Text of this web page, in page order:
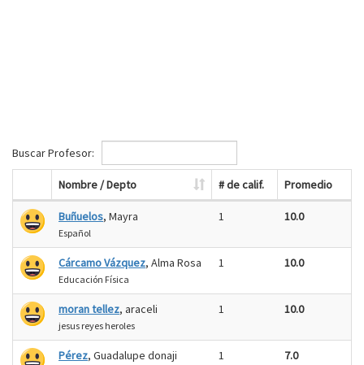
Buscar Profesor:
Nombre / Depto # de calif. Promedio
Buñuelos, Mayra
Español
1 10.0
Cárcamo Vázquez, Alma Rosa
Educación Física
1 10.0
moran tellez, araceli
jesus reyes heroles
1 10.0
Pérez, Guadalupe donaji 1 7.0